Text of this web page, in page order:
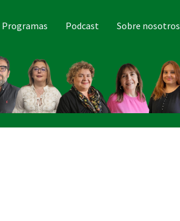
Programas Podcast Sobre nosotros